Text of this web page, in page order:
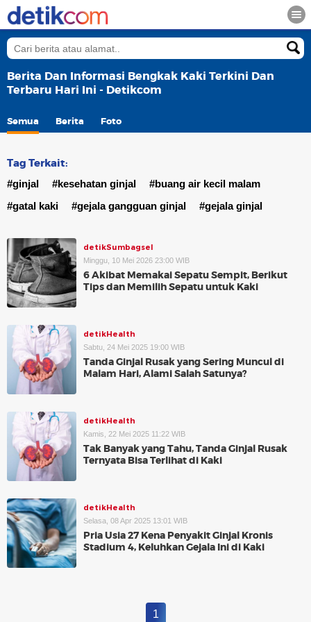
Berita Dan Informasi Bengkak Kaki Terkini Dan
Terbaru Hari Ini - Detikcom
Semua Berita Foto
Tag Terkait:
#ginjal #kesehatan ginjal
#buang air kecil malam
#gatal kaki
#gejala gangguan ginjal #gejala ginjal
detikSumbagsel
Minggu, 10 Mei 2026 23:00 WIB
6 Akibat Memakai Sepatu Sempit, Berikut
Tips dan Memilih Sepatu untuk Kaki
detikHealth
Sabtu, 24 Mei 2025 19:00 WIB
Tanda Ginjal Rusak yang Sering Muncul di
Malam Hari, Alami Salah Satunya?
detikHealth
Kamis, 22 Mei 2025 11:22 WIB
Tak Banyak yang Tahu, Tanda Ginjal Rusak
Ternyata Bisa Terlihat di Kaki
detikHealth
Selasa, 08 Apr 2025 13:01 WIB
Pria Usia 27 Kena Penyakit Ginjal Kronis
Stadium 4, Keluhkan Gejala Ini di Kaki
1